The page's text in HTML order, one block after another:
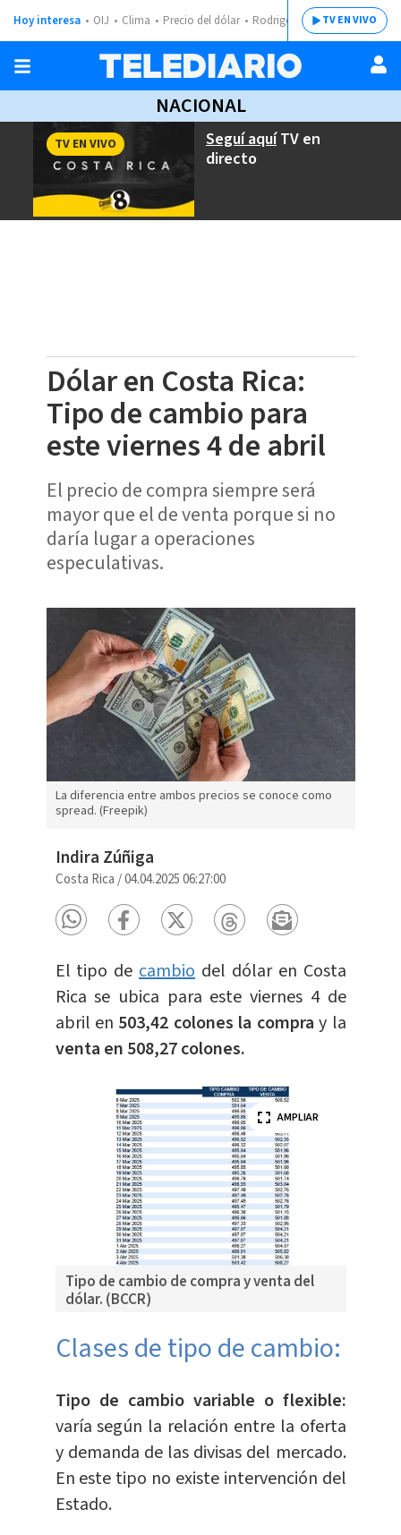
Hoy interesa OIJ Clima Precio del dólar Rodrigo ChavesTV EN VIVO
NACIONAL
Seguí aquíTV en
directo
TV EN VIVO
Dólar en Costa Rica:
Tipo de cambio para
este viernes 4 de abril
El precio de compra siempre será
mayor que el de venta porque si no
daría lugar a operaciones
especulativas.
La diferencia entre ambos precios se conoce como
spread. (Freepik)
Indira Zúñiga
Costa Rica /04.04.2025 06:27:00
El tipo decambio del dólar en Costa
Rica se ubica para este viernes 4 de
abril en 503,42 colones la compra y la
venta en 508,27 colones.
Tipo de cambio de compra y venta del
dólar. (BCCR)
AMPLIAR
Clases de tipo de cambio:
Tipo de cambio variable o flexible:
varía según la relación entre la oferta
y demanda de las divisas del mercado.
En este tipo no existe intervención del
Estado.